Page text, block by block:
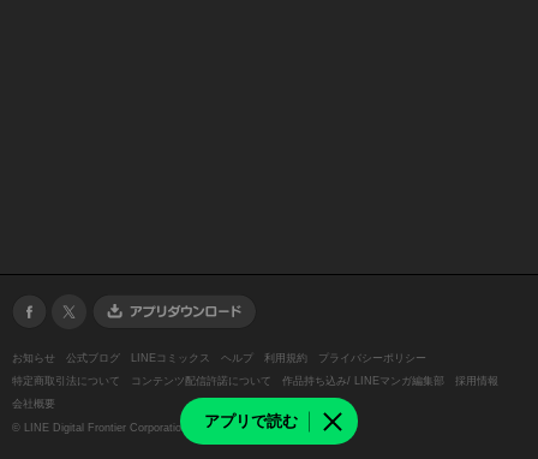
アプリで読む
お知らせ 公式ブログ LINEコミックス ヘルプ 利用規約
プライバシーポリシー
特定商取引法について
コンテンツ配信許諾について 作品持ち込み/ LINEマンガ編集部
採用情報
会社概要
© LINE Digital Frontier Corporation